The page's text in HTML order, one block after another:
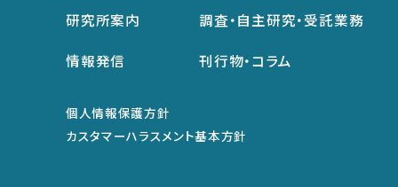
研究所案内
情報発信
調査・自主研究・受託業務
刊行物・コラム
個人情報保護方針
カスタマーハラスメント基本方針